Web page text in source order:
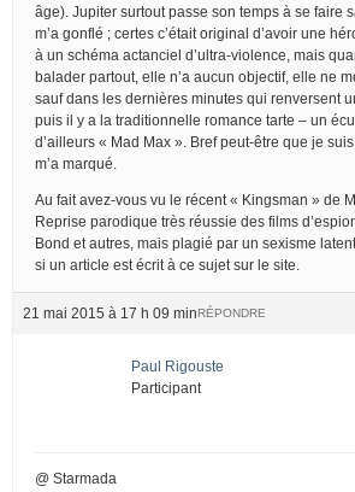
âge). Jupiter surtout passe son temps à se faire
m’a gonflé ; certes c’était original d’avoir une
à un schéma actanciel d’ultra-violence, mais
balader partout, elle n’a aucun objectif, elle ne
sauf dans les dernières minutes qui renversent
puis il y a la traditionnelle romance tarte – un
d’ailleurs « Mad Max ». Bref peut-être que je
m’a marqué.
Au fait avez-vous vu le récent « Kingsman » de
Reprise parodique très réussie des films
Bond et autres, mais plagié par un sexisme
si un article est écrit à ce sujet sur le site.
21 mai 2015 à 17 h 09 minRÉPONDRE
Paul Rigouste
Participant
@ Starmada